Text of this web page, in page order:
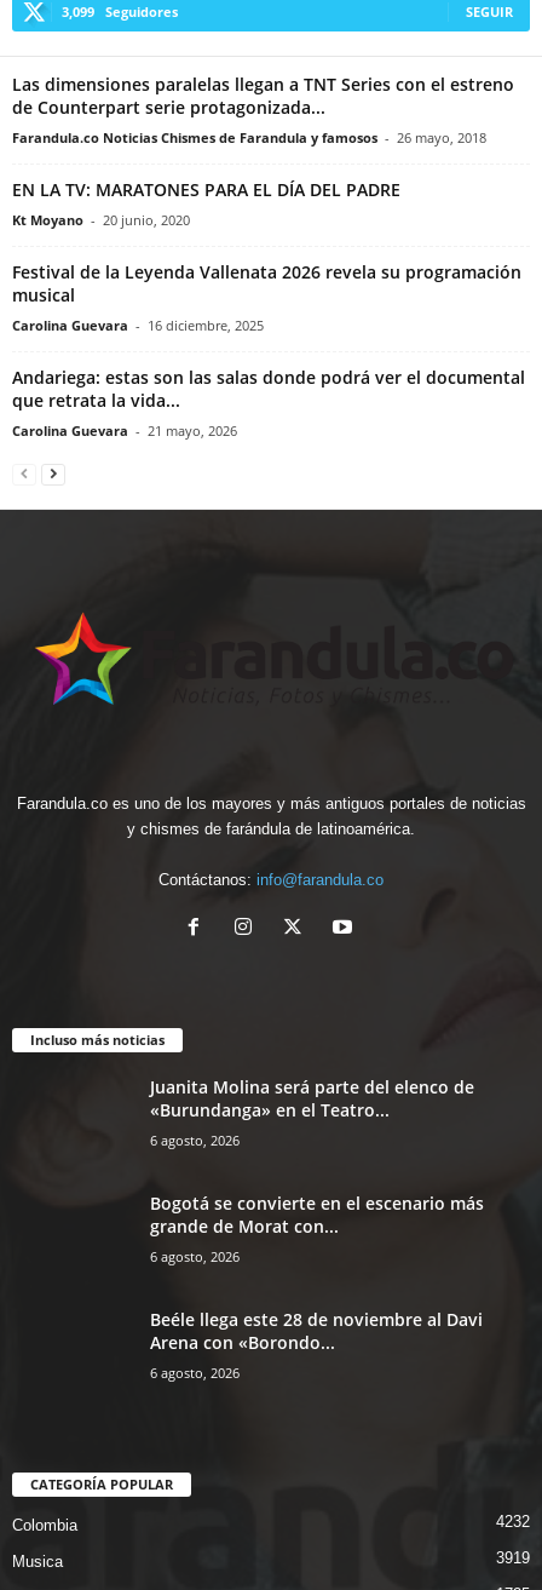
3,099 Seguidores SEGUIR
Las dimensiones paralelas llegan a TNT Series con el estreno
de Counterpart serie protagonizada...
Farandula.co Noticias Chismes de Farandula y famosos - 26 mayo, 2018
EN LA TV: MARATONES PARA EL DÍA DEL PADRE
Kt Moyano - 20 junio, 2020
Festival de la Leyenda Vallenata 2026 revela su programación
musical
Carolina Guevara - 16 diciembre, 2025
Andariega: estas son las salas donde podrá ver el documental
que retrata la vida...
Carolina Guevara - 21 mayo, 2026
Farandula.co es uno de los mayores y más antiguos portales de noticias
y chismes de farándula de latinoamérica.
Contáctanos: info@farandula.co
Incluso más noticias
Juanita Molina será parte del elenco de
«Burundanga» en el Teatro...
6 agosto, 2026
Bogotá se convierte en el escenario más
grande de Morat con...
6 agosto, 2026
Beéle llega este 28 de noviembre al Davi
Arena con «Borondo...
6 agosto, 2026
CATEGORÍA POPULAR
Colombia 4232
Musica 3919